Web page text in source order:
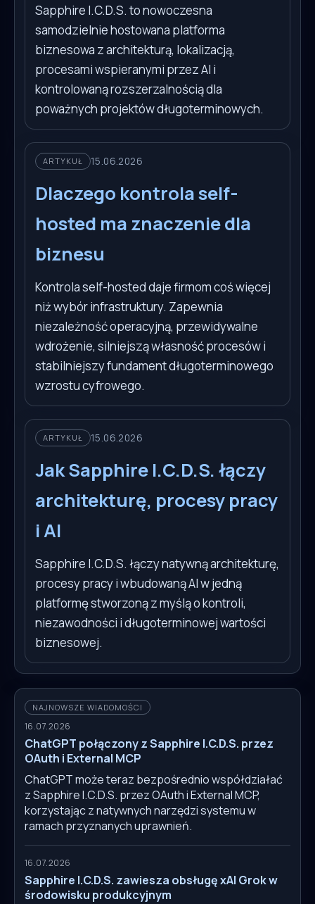
Sapphire I.C.D.S. to nowoczesna
samodzielnie hostowana platforma
biznesowa z architekturą, lokalizacją,
procesami wspieranymi przez AI i
kontrolowaną rozszerzalnością dla
poważnych projektów długoterminowych.
ARTYKUŁ 15.06.2026
Dlaczego kontrola self-
hosted ma znaczenie dla
biznesu
Kontrola self-hosted daje firmom coś więcej
niż wybór infrastruktury. Zapewnia
niezależność operacyjną, przewidywalne
wdrożenie, silniejszą własność procesów i
stabilniejszy fundament długoterminowego
wzrostu cyfrowego.
ARTYKUŁ 15.06.2026
Jak Sapphire I.C.D.S. łączy
architekturę, procesy pracy
i AI
Sapphire I.C.D.S. łączy natywną architekturę,
procesy pracy i wbudowaną AI w jedną
platformę stworzoną z myślą o kontroli,
niezawodności i długoterminowej wartości
biznesowej.
NAJNOWSZE WIADOMOŚCI
16.07.2026
ChatGPT połączony z Sapphire I.C.D.S. przez
OAuth i External MCP
ChatGPT może teraz bezpośrednio współdziałać
z Sapphire I.C.D.S. przez OAuth i External MCP,
korzystając z natywnych narzędzi systemu w
ramach przyznanych uprawnień.
16.07.2026
Sapphire I.C.D.S. zawiesza obsługę xAI Grok w
środowisku produkcyjnym